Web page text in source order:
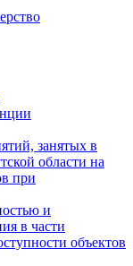
занятых в
области на
при
и
в части
объектов